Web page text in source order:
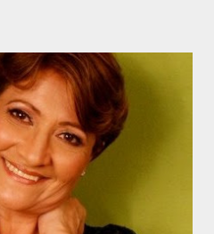
en su carrera como cantante
Entre ellos se puede
No Vayas A Despedirte,
Criollo, original de la
Díaz. Esta última pieza
artístico: Muchacha
un proyecto con su padre,